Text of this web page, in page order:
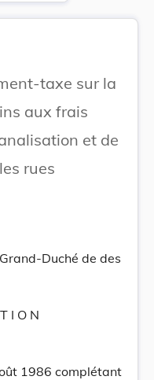
taxe sur la
aux frais
et de
rues
Duché de des
I O N
1986 complétant